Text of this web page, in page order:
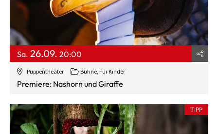
Puppentheater Bühne, Für Kinder
Sa. 26.09. 20:00
Premiere: Nashorn und Giraffe
TIPP